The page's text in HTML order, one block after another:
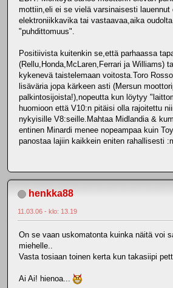
mottiin,eli ei se vielä varsinaisesti lauennut
elektroniikkavika tai vastaavaa,aika
"puhdittomuus".
Positiivista kuitenkin se,että parhaassa
(Rellu,Honda,McLaren,Ferrari ja Williams)
kykenevä taistelemaan voitosta.Toro
lisäväria jopa kärkeen asti (Mersun
palkintosijoista!),nopeutta kun löytyy
huomioon että V10:n pitäisi olla rajoitettu
nykyisille V8:seille.Mahtaa Midlandia &
entinen Minardi menee nopeampaa kuin
panostaa lajiin kaikkein eniten rahallisesti
henkka88
11.03.06 - klo: 13.19
On se vaan uskomatonta kuinka näitä voi
miehelle..
Vasta tosiaan toinen kerta kun takasiipi
Ai Ai! hienoa...